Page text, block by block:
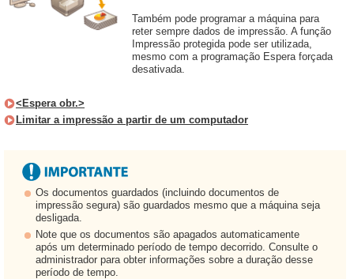
Também pode programar a máquina para
reter sempre dados de impressão. A função
Impressão protegida pode ser utilizada,
mesmo com a programação Espera forçada
desativada.
<Espera obr.>
Limitar a impressão a partir de um computador
Os documentos guardados (incluindo documentos de
impressão segura) são guardados mesmo que a máquina seja
desligada.
Note que os documentos são apagados automaticamente
após um determinado período de tempo decorrido. Consulte o
administrador para obter informações sobre a duração desse
período de tempo.